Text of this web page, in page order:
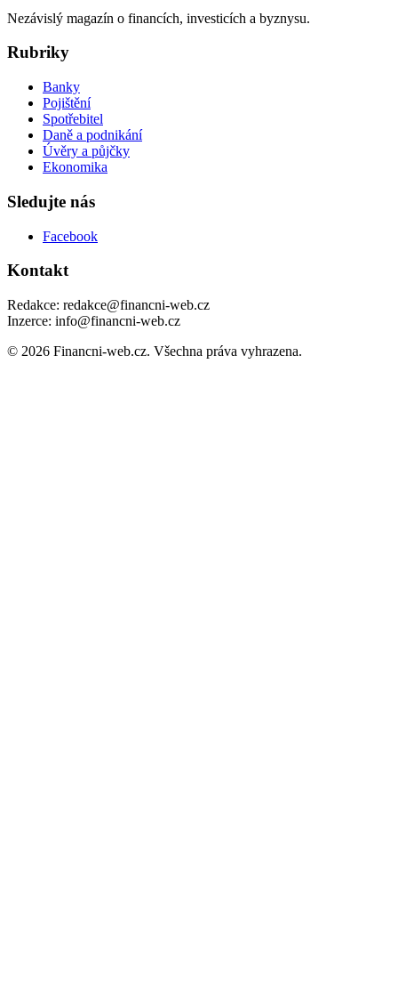
Nezávislý magazín o financích, investicích a byznysu.
Rubriky
Banky
Pojištění
Spotřebitel
Daně a podnikání
Úvěry a půjčky
Ekonomika
Sledujte nás
Facebook
Kontakt
Redakce: redakce@financni-web.cz
Inzerce: info@financni-web.cz
© 2026 Financni-web.cz. Všechna práva vyhrazena.